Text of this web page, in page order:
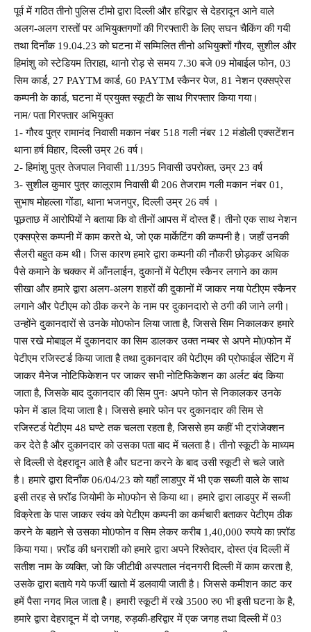
पूर्व में गठित तीनो पुलिस टीमो द्वारा दिल्ली और हरिद्वार से देहरादून आने वाले
अलग-अलग रास्तों पर अभियुक्तगणों की गिरफ्तारी के लिए सघन चैकिंग की गयी
तथा दिनाँक 19.04.23 को घटना में सम्मिलित तीनो अभियुक्तों गौरव, सुशील और
हिमांशु को स्टेडियम तिराहा, थानो रोड़ से समय 7.30 बजे 09 मोबाईल फोन, 03
सिम कार्ड, 27 PAYTM कार्ड, 60 PAYTM स्कैनर पेज, 81 नेशन एक्सप्रेस
कम्पनी के कार्ड, घटना में प्रयुक्त स्कूटी के साथ गिरफ्तार किया गया।
नाम/ पता गिरफ्तार अभियुक्त
1- गौरव पुत्र रामानंद निवासी मकान नंबर 518 गली नंबर 12 मंडोली एक्सटेंशन
थाना हर्ष विहार, दिल्ली उम्र 26 वर्ष।
2- हिमांशु पुत्र तेजपाल निवासी 11/395 निवासी उपरोक्त, उम्र 23 वर्ष
3- सुशील कुमार पुत्र कालूराम निवासी बी 206 तेजराम गली मकान नंबर 01,
सुभाष मोहल्ला गोंडा, थाना भजनपुर, दिल्ली उम्र 26 वर्ष ।
पूछताछ में आरोपियों ने बताया कि वो तीनों आपस में दोस्त हैं। तीनो एक साथ नेशन
एक्सप्रेस कम्पनी में काम करते थे, जो एक मार्केटिंग की कम्पनी है। जहाँ उनकी
सैलरी बहुत कम थी। जिस कारण हमारे द्वारा कम्पनी की नौकरी छोड़कर अधिक
पैसे कमाने के चक्कर में आँनलाईन, दुकानों में पेटीएम स्कैनर लगाने का काम
सीखा और हमारे द्वारा अलग-अलग शहरों की दुकानों में जाकर नया पेटीएम स्कैनर
लगाने और पेटीएम को ठीक करने के नाम पर दुकानदारो से ठगी की जाने लगी।
उन्होंने दुकानदारों से उनके मो0फोन लिया जाता है, जिससे सिम निकालकर हमारे
पास रखे मोबाइल में दुकानदार का सिम डालकर उक्त नम्बर से अपने मो0फोन में
पेटीएम रजिस्टर्ड किया जाता है तथा दुकानदार की पेटीएम की प्रोफाईल सेंटिग में
जाकर मैनेज नोटिफिकेशन पर जाकर सभी नोटिफिकेशन का अर्लट बंद किया
जाता है, जिसके बाद दुकानदार की सिम पुनः अपने फोन से निकालकर उनके
फोन में डाल दिया जाता है। जिससे हमारे फोन पर दुकानदार की सिम से
रजिस्टर्ड पेटीएम 48 घण्टे तक चलता रहता है, जिससे हम कहीं भी ट्रांजेक्शन
कर देते है और दुकानदार को उसका पता बाद में चलता है। तीनो स्कूटी के माध्यम
से दिल्ली से देहरादून आते है और घटना करने के बाद उसी स्कूटी से चले जाते
है। हमारे द्वारा दिनाँक 06/04/23 को यहाँ लाडपुर में भी एक सब्जी वाले के साथ
इसी तरह से फ़्रॉड जियोमी के मो0फोन से किया था। हमारे द्वारा लाडपुर में सब्जी
विक्रेता के पास जाकर स्वंय को पेटीएम कम्पनी का कर्मचारी बताकर पेटीएम ठीक
करने के बहाने से उसका मो0फोन व सिम लेकर करीब 1,40,000 रुपये का फ़्रॉड
किया गया। फ़्रॉड की धनराशी को हमारे द्वारा अपने रिश्तेदार, दोस्त एंव दिल्ली में
सतीश नाम के व्यक्ति, जो कि जीटीवी अस्पताल नंदनगरी दिल्ली में काम करता है,
उसके द्वारा बताये गये फर्जी खातो में डलवायी जाती है। जिससे कमीशन काट कर
हमें पैसा नगद मिल जाता है। हमारी स्कूटी में रखे 3500 रु0 भी इसी घटना के है,
हमारे द्वारा देहरादून में दो जगह, रुड़की-हरिद्वार में एक जगह तथा दिल्ली में 03